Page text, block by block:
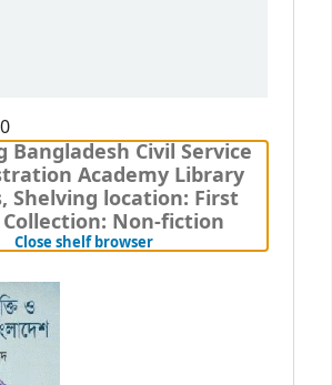
Bangladesh Civil Service
Academy Library
Shelving location: First
Collection: Non-fiction
Close shelf browser(Hides shelf browser)